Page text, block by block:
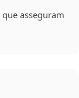
asseguram